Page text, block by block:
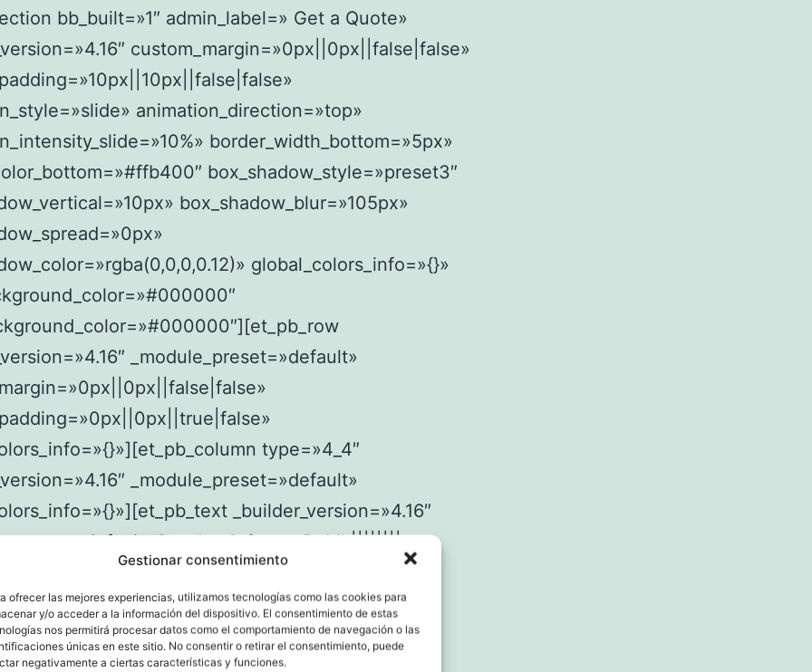
Gestionar consentimiento
ofrecer las mejores experiencias, utilizamos tecnologías como las cookies para
y/o acceder a la información del dispositivo. El consentimiento de estas
nos permitirá procesar datos como el comportamiento de navegación o las
únicas en este sitio. No consentir o retirar el consentimiento, puede
negativamente a ciertas características y funciones.
bb_built=»1″ admin_label=» Get a Quote»
custom_margin=»0px||0px||false|false»
animation_direction=»top»
border_width_bottom=»5px»
box_shadow_style=»preset3″
box_shadow_blur=»105px»
global_colors_info=»{}»
_module_preset=»default»
type=»4_4″
_module_preset=»default»
_builder_version=»4.16″
header_2_font=»Rubik||||||||»
global_colors_info=»{}»]
Nuestros servicios
et_pb_column][/et_pb_row][/et_pb_section]